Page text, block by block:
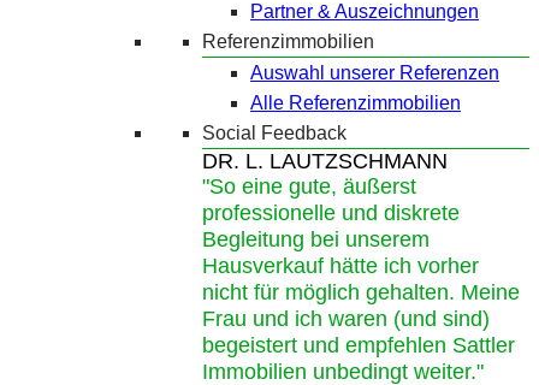
Partner & Auszeichnungen
Referenzimmobilien
Auswahl unserer Referenzen
Alle Referenzimmobilien
Social Feedback
DR. L. LAUTZSCHMANN
"So eine gute, äußerst
professionelle und diskrete
Begleitung bei unserem
Hausverkauf hätte ich vorher
nicht für möglich gehalten. Meine
Frau und ich waren (und sind)
begeistert und empfehlen Sattler
Immobilien unbedingt weiter."